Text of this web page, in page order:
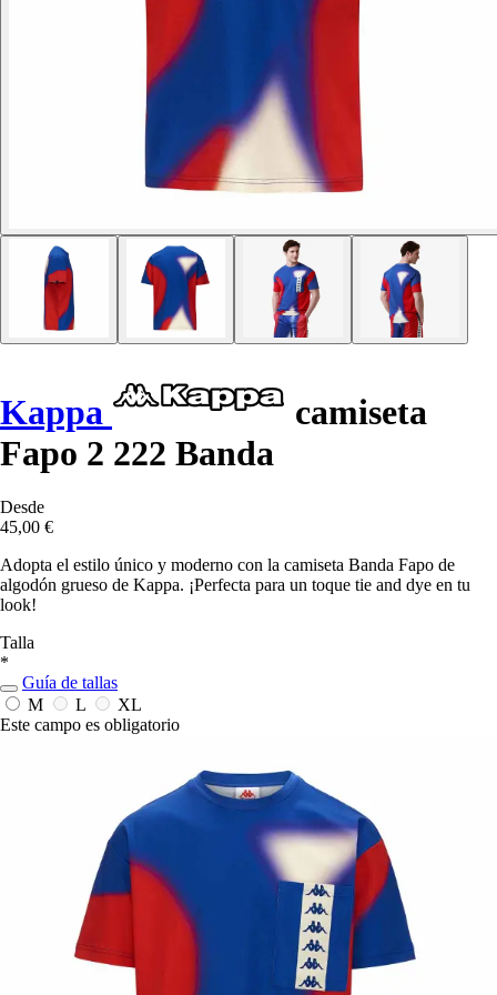
Kappa
camiseta
Fapo 2 222 Banda
Desde
45,00 €
Adopta el estilo único y moderno con la camiseta Banda Fapo de
algodón grueso de Kappa. ¡Perfecta para un toque tie and dye en tu
look!
Talla
*
Guía de tallas
M
L
XL
Este campo es obligatorio